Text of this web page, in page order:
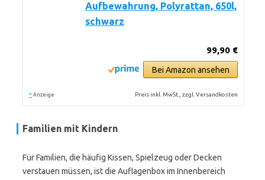
Aufbewahrung, Polyrattan, 650l,
schwarz
99,90 €
Bei Amazon ansehen
* Anzeige Preis inkl. MwSt., zzgl. Versandkosten
Familien mit Kindern
Für Familien, die häufig Kissen, Spielzeug oder Decken
verstauen müssen, ist die Auflagenbox im Innenbereich